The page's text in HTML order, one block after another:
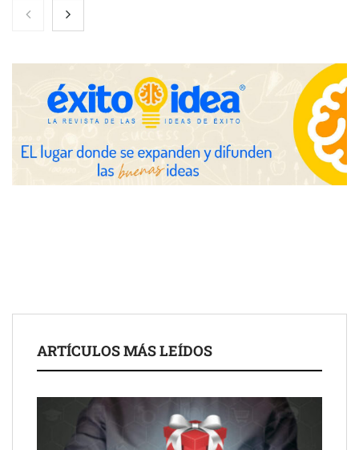
NOVA: innovación y diseño que transforman espacios de la
mano de Tormo Franquicias
Servimudanzas supera las 3.000 reseñas con 4,8 estrellas en
ARTÍCULOS MÁS LEÍDOS